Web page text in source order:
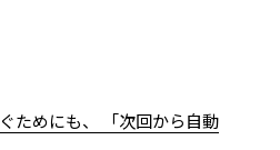
ためにも、 「次回から自動